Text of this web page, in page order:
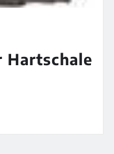
Hartschale